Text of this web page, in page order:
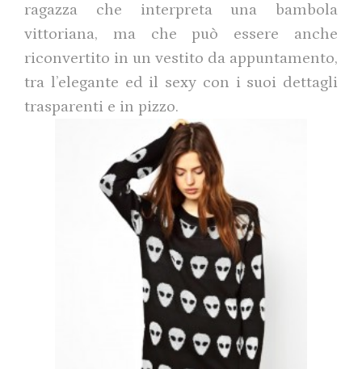
ragazza che interpreta una bambola
vittoriana, ma che può essere anche
riconvertito in un vestito da appuntamento,
tra l’elegante ed il sexy con i suoi dettagli
trasparenti e in pizzo.